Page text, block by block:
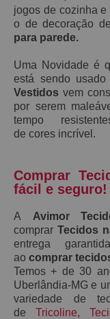
jogos de cozinha
o de decoração
para parede.
Uma Novidade é
está sendo
Vestidos vem
por serem
tempo
de cores incrível.
Comprar
fácil e seguro!
A Avimor
comprar Tecidos
entrega
ao comprar
Temos + de 30
Uberlândia-MG e
variedade de
deTricoline,